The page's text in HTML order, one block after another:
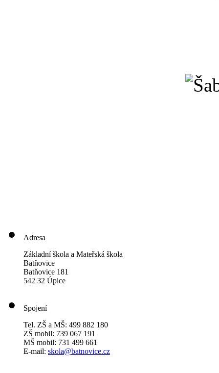
Adresa
Základní škola a Mateřská škola
Batňovice
Batňovice 181
542 32 Úpice
Spojení
Tel. ZŠ a MŠ: 499 882 180
ZŠ mobil: 739 067 191
MŠ mobil: 731 499 661
E-mail: skola@batnovice.cz